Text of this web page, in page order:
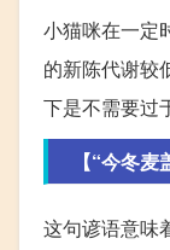
小猫咪在一定
的新陈代谢较
下是不需要过
【“今冬
这句谚语意味